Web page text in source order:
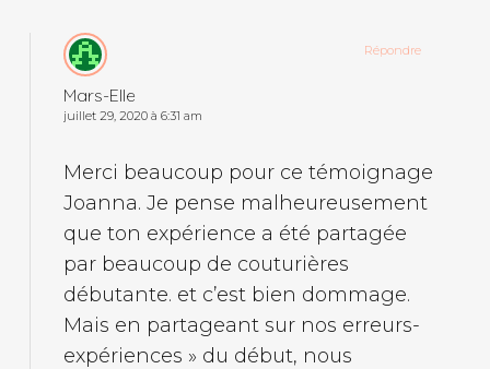
Mars-Elle
juillet 29, 2020 à 6:31 am
Merci beaucoup pour ce témoignage
Joanna. Je pense malheureusement
que ton expérience a été partagée
par beaucoup de couturières
débutante. et c’est bien dommage.
Mais en partageant sur nos erreurs-
expériences » du début, nous
Répondre